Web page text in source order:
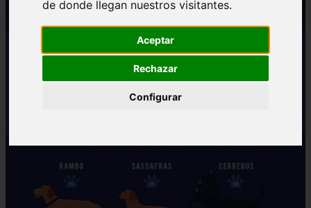
de donde llegan nuestros visitantes.
Aceptar
Rechazar
Configurar